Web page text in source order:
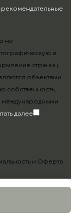
рекомендательные
не
и
страниц,
объектами
собственность,
международными
далее
и Оферта